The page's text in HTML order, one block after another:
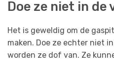
Doe ze niet in de
Het is geweldig om de
maken. Doe ze echter niet
worden ze dof van. Ze